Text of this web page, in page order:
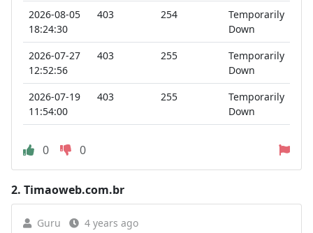
2026-08-05
18:24:30
403 254
Temporarily
Down
2026-07-27
12:52:56
403 255
Temporarily
Down
2026-07-19
11:54:00
403 255
Temporarily
Down
0 0
2. Timaoweb.com.br
Guru 4 years ago